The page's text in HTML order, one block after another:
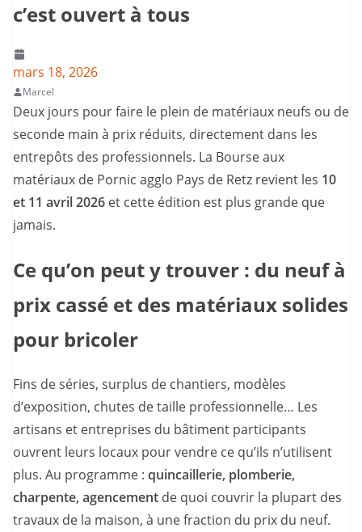
c’est ouvert à tous
mars 18, 2026
Marcel
Deux jours pour faire le plein de matériaux neufs ou de
seconde main à prix réduits, directement dans les
entrepôts des professionnels. La Bourse aux
matériaux de Pornic agglo Pays de Retz revient les 10
et 11 avril 2026 et cette édition est plus grande que
jamais.
Ce qu’on peut y trouver : du neuf à
prix cassé et des matériaux solides
pour bricoler
Fins de séries, surplus de chantiers, modèles
d’exposition, chutes de taille professionnelle… Les
artisans et entreprises du bâtiment participants
ouvrent leurs locaux pour vendre ce qu’ils n’utilisent
plus. Au programme : quincaillerie, plomberie,
charpente, agencement de quoi couvrir la plupart des
travaux de la maison, à une fraction du prix du neuf.